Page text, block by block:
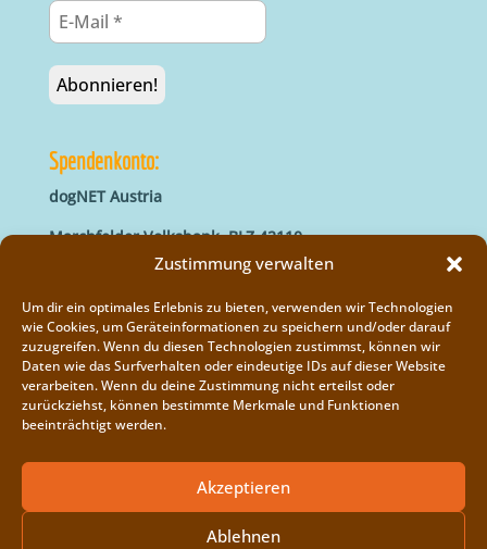
Zustimmung verwalten
Um dir ein optimales Erlebnis zu bieten, verwenden wir Technologien
wie Cookies, um Geräteinformationen zu speichern und/oder darauf
zuzugreifen. Wenn du diesen Technologien zustimmst, können wir
Daten wie das Surfverhalten oder eindeutige IDs auf dieser Website
verarbeiten. Wenn du deine Zustimmung nicht erteilst oder
zurückziehst, können bestimmte Merkmale und Funktionen
beeinträchtigt werden.
Akzeptieren
Ablehnen
Spendenkonto:
dogNET Austria
Marchfelder Volksbank, BLZ 42110
IBAN: AT66 4211 0421 5000 0000
Cookie-Richtlinie (EU)